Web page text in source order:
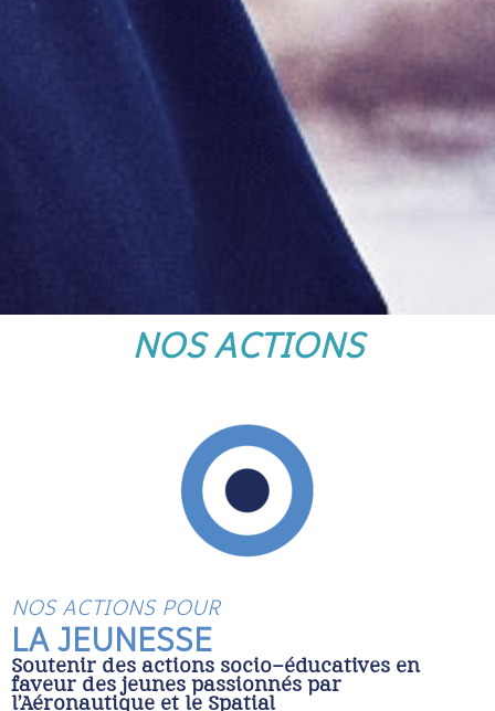
NOS ACTIONS
NOS ACTIONS POUR
LA JEUNESSE
Soutenir des actions socio-éducatives en
faveur des jeunes passionnés par
l’Aéronautique et le Spatial